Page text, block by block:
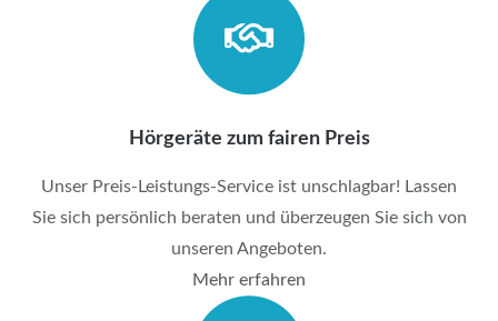
Hörgeräte zum fairen Preis
Unser Preis-Leistungs-Service ist unschlagbar! Lassen
Sie sich persönlich beraten und überzeugen Sie sich von
unseren Angeboten.
Mehr erfahren